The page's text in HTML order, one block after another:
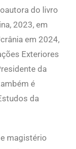
do livro
2023, em
em 2024,
Exteriores
da
é
da
magistério